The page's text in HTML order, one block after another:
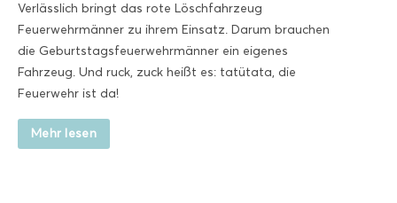
Verlässlich bringt das rote Löschfahrzeug
Feuerwehrmänner zu ihrem Einsatz. Darum brauchen
die Geburtstagsfeuerwehrmänner ein eigenes
Fahrzeug. Und ruck, zuck heißt es: tatütata, die
Feuerwehr ist da!
Mehr lesen